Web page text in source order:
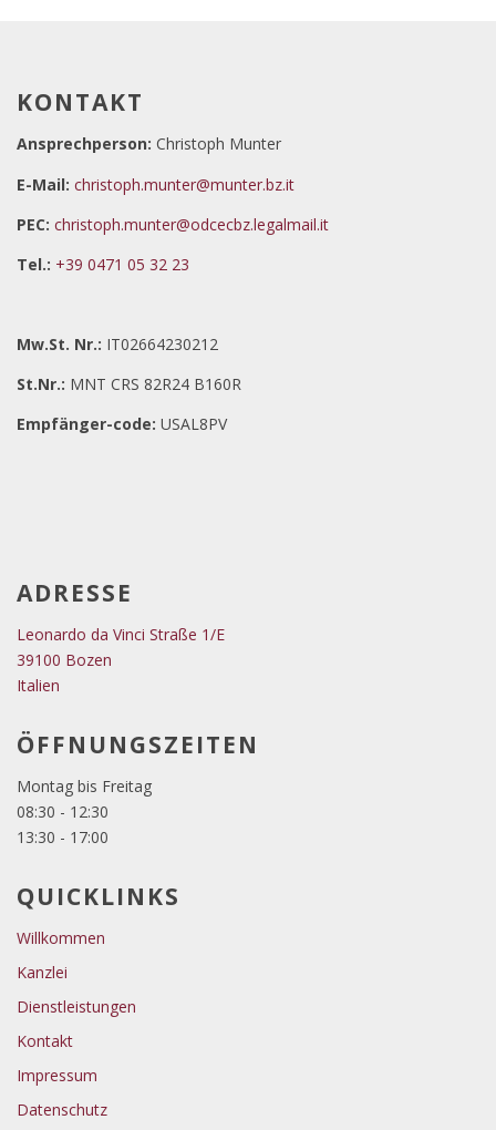
KONTAKT
Ansprechperson: Christoph Munter
E-Mail: christoph.munter@munter.bz.it
PEC: christoph.munter@odcecbz.legalmail.it
Tel.: +39 0471 05 32 23
Mw.St. Nr.: IT02664230212
St.Nr.: MNT CRS 82R24 B160R
Empfänger-code: USAL8PV
ADRESSE
Leonardo da Vinci Straße 1/E
39100 Bozen
Italien
ÖFFNUNGSZEITEN
Montag bis Freitag
08:30 - 12:30
13:30 - 17:00
QUICKLINKS
Willkommen
Kanzlei
Dienstleistungen
Kontakt
Impressum
Datenschutz